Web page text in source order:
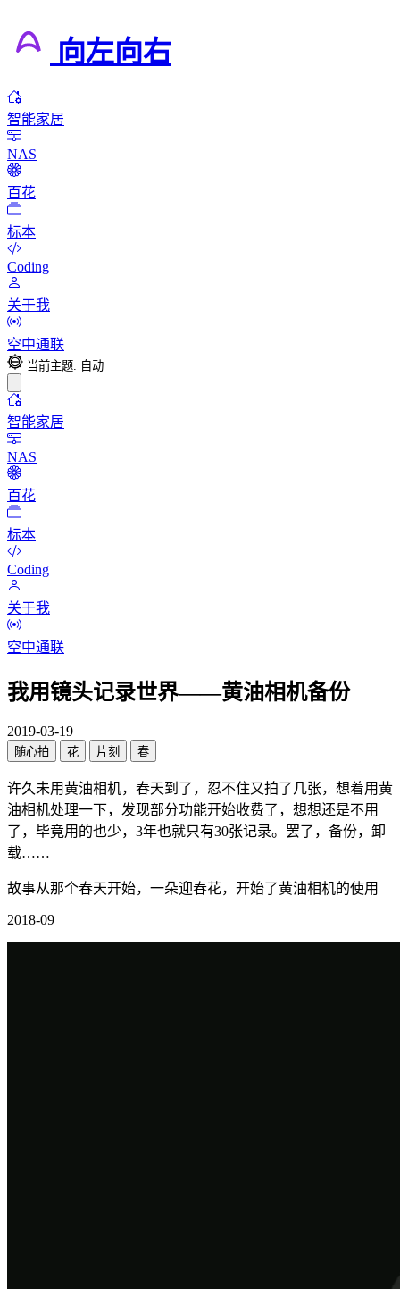
向左向右
智能家居
NAS
百花
标本
Coding
关于我
空中通联
当前主题: 自动
智能家居
NAS
百花
标本
Coding
关于我
空中通联
我用镜头记录世界——黄油相机备份
2019-03-19
随心拍 花 片刻 春
许久未用黄油相机，春天到了，忍不住又拍了几张，想着用黄
油相机处理一下，发现部分功能开始收费了，想想还是不用
了，毕竟用的也少，3年也就只有30张记录。罢了，备份，卸
载……
故事从那个春天开始，一朵迎春花，开始了黄油相机的使用
2018-09